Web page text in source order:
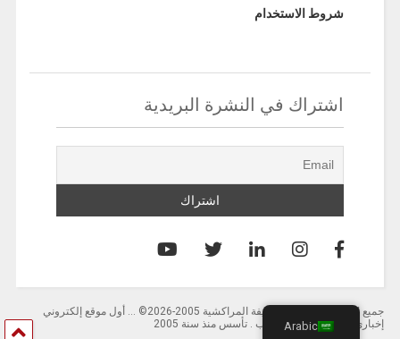
شروط الاستخدام
اشتراك في النشرة البريدية
جميع الحقوق محفوظة لصحيفة المراكشية 2005-2026© … أول موقع إلكتروني
إخباري باللغة العربية بالمغرب . تأسس منذ سنة 2005
Arabic